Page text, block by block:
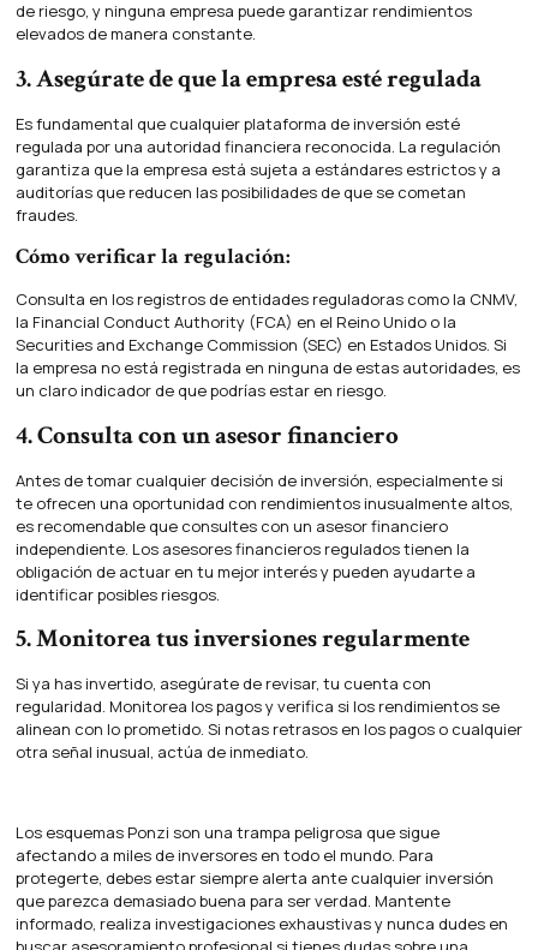
de riesgo, y ninguna empresa puede garantizar rendimientos
elevados de manera constante.
3. Asegúrate de que la empresa esté regulada
Es fundamental que cualquier plataforma de inversión esté
regulada por una autoridad financiera reconocida. La regulación
garantiza que la empresa está sujeta a estándares estrictos y a
auditorías que reducen las posibilidades de que se cometan
fraudes.
Cómo verificar la regulación:
Consulta en los registros de entidades reguladoras como la CNMV,
la Financial Conduct Authority (FCA) en el Reino Unido o la
Securities and Exchange Commission (SEC) en Estados Unidos. Si
la empresa no está registrada en ninguna de estas autoridades, es
un claro indicador de que podrías estar en riesgo.
4. Consulta con un asesor financiero
Antes de tomar cualquier decisión de inversión, especialmente si
te ofrecen una oportunidad con rendimientos inusualmente altos,
es recomendable que consultes con un asesor financiero
independiente. Los asesores financieros regulados tienen la
obligación de actuar en tu mejor interés y pueden ayudarte a
identificar posibles riesgos.
5. Monitorea tus inversiones regularmente
Si ya has invertido, asegúrate de revisar, tu cuenta con
regularidad. Monitorea los pagos y verifica si los rendimientos se
alinean con lo prometido. Si notas retrasos en los pagos o cualquier
otra señal inusual, actúa de inmediato.
Los esquemas Ponzi son una trampa peligrosa que sigue
afectando a miles de inversores en todo el mundo. Para
protegerte, debes estar siempre alerta ante cualquier inversión
que parezca demasiado buena para ser verdad. Mantente
informado, realiza investigaciones exhaustivas y nunca dudes en